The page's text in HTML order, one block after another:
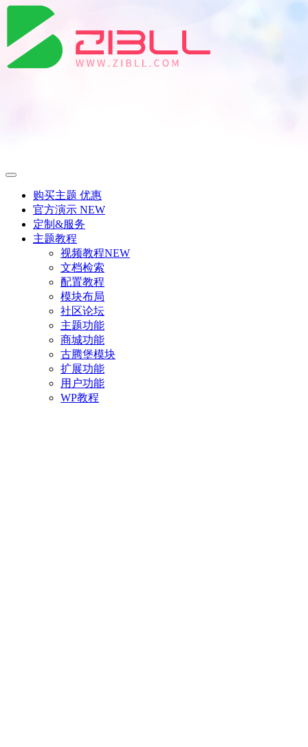
购买主题 优惠
官方演示 NEW
定制&服务
主题教程
视频教程NEW
文档检索
配置教程
模块布局
社区论坛
主题功能
商城功能
古腾堡模块
扩展功能
用户功能
WP教程